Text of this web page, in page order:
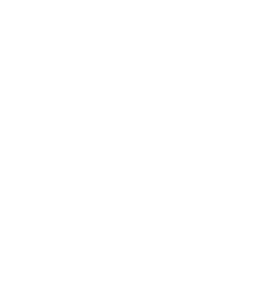
Label Met Hartje Licht Grijs